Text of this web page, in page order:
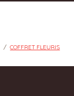
/ COFFRET FLEURIS